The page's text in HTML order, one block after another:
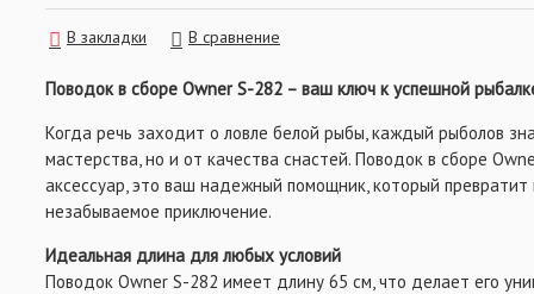
В закладки В сравнение
Поводок в сборе Owner S-282 – ваш ключ к успешной
Когда речь заходит о ловле белой рыбы, каждый рыболов
мастерства, но и от качества снастей. Поводок в сборе
аксессуар, это ваш надежный помощник, который
незабываемое приключение.
Идеальная длина для любых условий
Поводок Owner S-282 имеет длину 65 см, что делает его